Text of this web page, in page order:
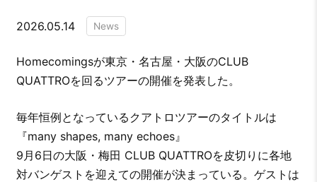
2026.05.14 News
Homecomingsが東京・名古屋・大阪のCLUB
QUATTROを回るツアーの開催を発表した。
毎年恒例となっているクアトロツアーのタイトルは
『many shapes, many echoes』
9月6日の大阪・梅田 CLUB QUATTROを皮切りに各地
対バンゲストを迎えての開催が決まっている。ゲストは